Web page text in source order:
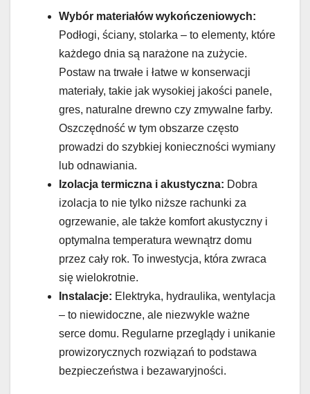
Wybór materiałów wykończeniowych:
Podłogi, ściany, stolarka – to elementy, które
każdego dnia są narażone na zużycie.
Postaw na trwałe i łatwe w konserwacji
materiały, takie jak wysokiej jakości panele,
gres, naturalne drewno czy zmywalne farby.
Oszczędność w tym obszarze często
prowadzi do szybkiej konieczności wymiany
lub odnawiania.
Izolacja termiczna i akustyczna: Dobra
izolacja to nie tylko niższe rachunki za
ogrzewanie, ale także komfort akustyczny i
optymalna temperatura wewnątrz domu
przez cały rok. To inwestycja, która zwraca
się wielokrotnie.
Instalacje: Elektryka, hydraulika, wentylacja
– to niewidoczne, ale niezwykle ważne
serce domu. Regularne przeglądy i unikanie
prowizorycznych rozwiązań to podstawa
bezpieczeństwa i bezawaryjności.